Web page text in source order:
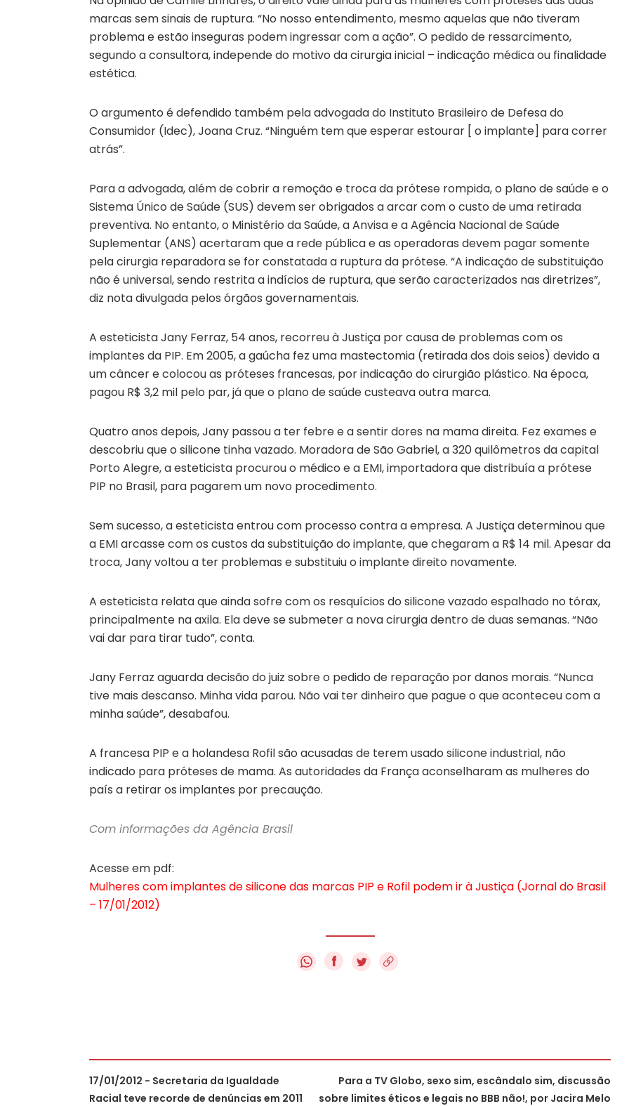
marcas sem sinais de ruptura. “No nosso entendimento, mesmo aquelas que não tiveram
problema e estão inseguras podem ingressar com a ação”. O pedido de ressarcimento,
segundo a consultora, independe do motivo da cirurgia inicial – indicação médica ou finalidade
estética.
O argumento é defendido também pela advogada do Instituto Brasileiro de Defesa do
Consumidor (Idec), Joana Cruz. “Ninguém tem que esperar estourar [ o implante] para correr
atrás”.
Para a advogada, além de cobrir a remoção e troca da prótese rompida, o plano de saúde e o
Sistema Único de Saúde (SUS) devem ser obrigados a arcar com o custo de uma retirada
preventiva. No entanto, o Ministério da Saúde, a Anvisa e a Agência Nacional de Saúde
Suplementar (ANS) acertaram que a rede pública e as operadoras devem pagar somente
pela cirurgia reparadora se for constatada a ruptura da prótese. “A indicação de substituição
não é universal, sendo restrita a indícios de ruptura, que serão caracterizados nas diretrizes”,
diz nota divulgada pelos órgãos governamentais.
A esteticista Jany Ferraz, 54 anos, recorreu à Justiça por causa de problemas com os
implantes da PIP. Em 2005, a gaúcha fez uma mastectomia (retirada dos dois seios) devido a
um câncer e colocou as próteses francesas, por indicação do cirurgião plástico. Na época,
pagou R$ 3,2 mil pelo par, já que o plano de saúde custeava outra marca.
Quatro anos depois, Jany passou a ter febre e a sentir dores na mama direita. Fez exames e
descobriu que o silicone tinha vazado. Moradora de São Gabriel, a 320 quilômetros da capital
Porto Alegre, a esteticista procurou o médico e a EMI, importadora que distribuía a prótese
PIP no Brasil, para pagarem um novo procedimento.
Sem sucesso, a esteticista entrou com processo contra a empresa. A Justiça determinou que
a EMI arcasse com os custos da substituição do implante, que chegaram a R$ 14 mil. Apesar da
troca, Jany voltou a ter problemas e substituiu o implante direito novamente.
A esteticista relata que ainda sofre com os resquícios do silicone vazado espalhado no tórax,
principalmente na axila. Ela deve se submeter a nova cirurgia dentro de duas semanas. “Não
vai dar para tirar tudo”, conta.
Jany Ferraz aguarda decisão do juiz sobre o pedido de reparação por danos morais. “Nunca
tive mais descanso. Minha vida parou. Não vai ter dinheiro que pague o que aconteceu com a
minha saúde”, desabafou.
A francesa PIP e a holandesa Rofil são acusadas de terem usado silicone industrial, não
indicado para próteses de mama. As autoridades da França aconselharam as mulheres do
país a retirar os implantes por precaução.
Com informações da Agência Brasil
Acesse em pdf:
Mulheres com implantes de silicone das marcas PIP e Rofil podem ir à Justiça (Jornal do Brasil
– 17/01/2012)
f
17/01/2012 - Secretaria da Igualdade
Racial teve recorde de denúncias em 2011
Para a TV Globo, sexo sim, escândalo sim, discussão
sobre limites éticos e legais no BBB não!, por Jacira Melo